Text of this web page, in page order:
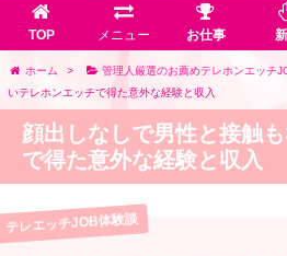
TOP メニュー お仕事
ホーム > 管理人厳選のお薦めテレホンエッチ
いテレホンエッチで得た意外な経験と収入
顔出しなしで男性と接触
で得た意外な経験と収入